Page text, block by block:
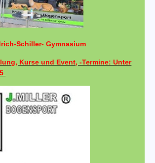
Schiller- Gymnasium
Kurse und Event, -Termine: Unter